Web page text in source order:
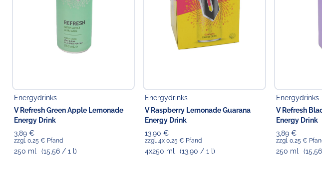
Energydrinks
V Refresh Green Apple Lemonade
Energy Drink
3,89 €
zzgl. 0,25 € Pfand
250 ml (15,56 / 1 l)
Energydrinks
V Raspberry Lemonade Guarana
Energy Drink
13,90 €
zzgl. 4x 0,25 € Pfand
4x250 ml (13,90 / 1 l)
Energydrinks
V Refresh
Energy Drink
3,89 €
zzgl. 0,25 €
250 ml